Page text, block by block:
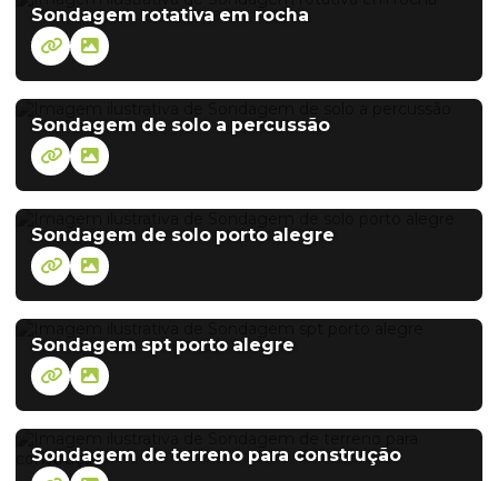
Sondagem rotativa em rocha
Sondagem de solo a percussão
Sondagem de solo porto alegre
Sondagem spt porto alegre
Sondagem de terreno para construção